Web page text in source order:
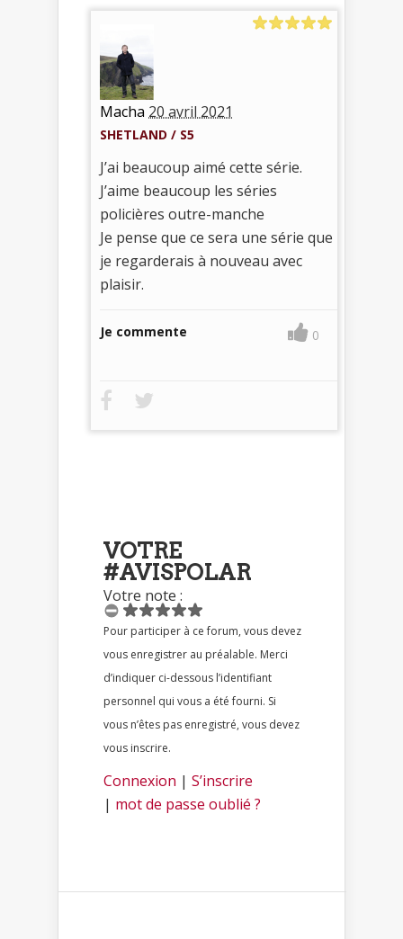
Macha 20 avril 2021
SHETLAND / S5
J’ai beaucoup aimé cette série.
J’aime beaucoup les séries
policières outre-manche
Je pense que ce sera une série que
je regarderais à nouveau avec
plaisir.
Je commente 0
VOTRE
#AVISPOLAR
Votre note :
Pour participer à ce forum, vous devez
vous enregistrer au préalable. Merci
d’indiquer ci-dessous l’identifiant
personnel qui vous a été fourni. Si
vous n’êtes pas enregistré, vous devez
vous inscrire.
Connexion | S’inscrire
| mot de passe oublié ?